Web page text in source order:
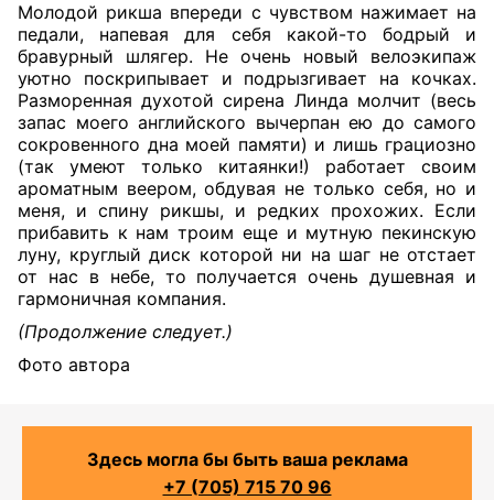
Молодой рикша впереди с чувством нажимает на
педали, напевая для себя какой-то бодрый и
бравурный шлягер. Не очень новый велоэкипаж
уютно поскрипывает и подрызгивает на кочках.
Разморенная духотой сирена Линда молчит (весь
запас моего английского вычерпан ею до самого
сокровенного дна моей памяти) и лишь грациозно
(так умеют только китаянки!) работает своим
ароматным веером, обдувая не только себя, но и
меня, и спину рикшы, и редких прохожих. Если
прибавить к нам троим еще и мутную пекинскую
луну, круглый диск которой ни на шаг не отстает
от нас в небе, то получается очень душевная и
гармоничная компания.
(Продолжение следует.)
Фото автора
Здесь могла бы быть ваша реклама
+7 (705) 715 70 96